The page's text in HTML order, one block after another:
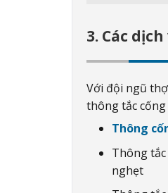
3. Các
Với đội ngũ
thông tắc
Thông
Thông
nghẹt